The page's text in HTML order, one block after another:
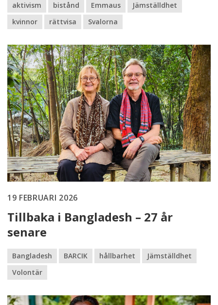
aktivism bistånd Emmaus
Jämställdhet
kvinnor
rättvisa Svalorna
19 FEBRUARI 2026
Tillbaka i Bangladesh – 27 år
senare
Bangladesh BARCIK hållbarhet
Jämställdhet
Volontär